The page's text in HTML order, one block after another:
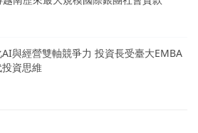
與經營雙軸競爭力 投資長受臺大EMBA
資思維